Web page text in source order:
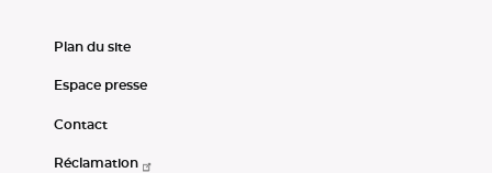
Plan du site
Espace presse
Contact
Réclamation